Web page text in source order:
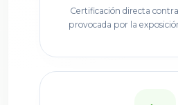
Certificación directa
provocada por la